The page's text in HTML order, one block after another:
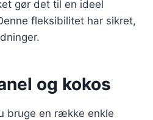
gør det til en ideel
fleksibilitet har sikret,
og kokos
bruge en række enkle